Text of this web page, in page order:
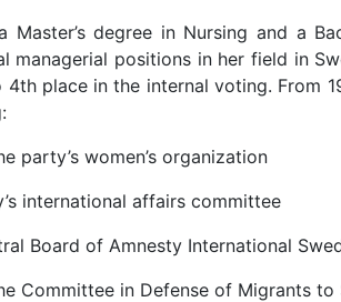
degree in Nursing and a
managerial positions in her field in
place in the internal voting. From
party’s women’s organization
international affairs committee
Board of Amnesty International
Committee in Defense of Migrants to